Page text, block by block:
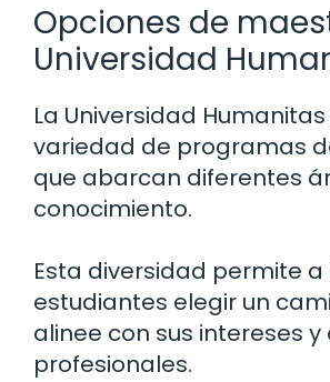
Opciones de
Universidad
La Universidad
variedad de programas
que abarcan diferentes
conocimiento.
Esta diversidad permite a
estudiantes elegir un
alinee con sus intereses y
profesionales.